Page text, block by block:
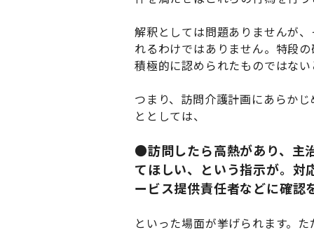
解釈としては問題ありませんが
れるわけではありません。特段
積極的に認められたものではな
つまり、訪問介護計画にあらか
ととしては、
●訪問したら高熱があり、主
てほしい、という指示が。対
ービス提供責任者などに確認
といった場面が挙げられます。